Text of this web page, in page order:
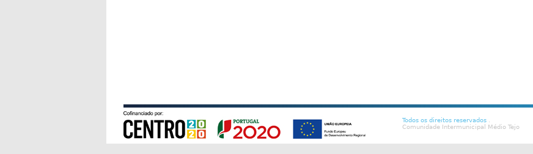
Todos os direitos reservados
Comunidade Intermunicipal Médio Tejo